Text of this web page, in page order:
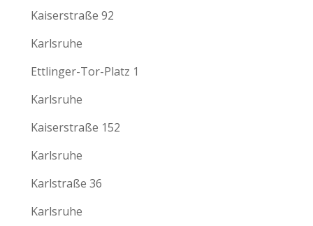
Kaiserstraße 92
Karlsruhe
Ettlinger-Tor-Platz 1
Karlsruhe
Kaiserstraße 152
Karlsruhe
Karlstraße 36
Karlsruhe